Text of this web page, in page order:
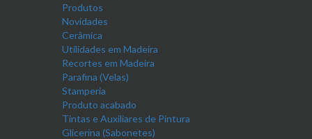
Produtos
Novidades
Cerâmica
Utilidades em Madeira
Recortes em Madeira
Parafina (Velas)
Stamperia
Produto acabado
Tintas e Auxiliares de Pintura
Glicerina (Sabonetes)